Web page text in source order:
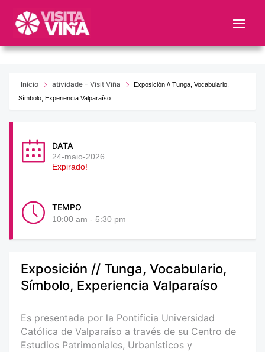
este
web
sistemaInício atividade - Visit Viña
Exposición // Tunga, Vocabulario,
Símbolo, Experiencia Valparaíso
DATA
24-maio-2026
Expirado!
TEMPO
10:00 am - 5:30 pm
Exposición // Tunga, Vocabulario,
Símbolo, Experiencia Valparaíso
Es presentada por la Pontificia Universidad
Católica de Valparaíso a través de su Centro de
Estudios Patrimoniales, Urbanísticos y